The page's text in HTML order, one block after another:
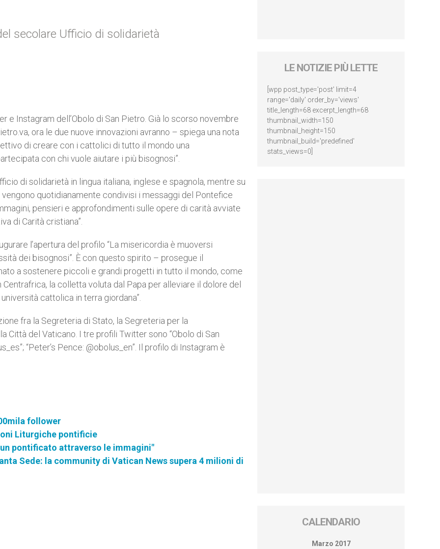
secolare Ufficio di solidarietà
e Instagram dell’Obolo di San Pietro. Già lo scorso novembre
ora le due nuove innovazioni avranno – spiega una nota
di creare con i cattolici di tutto il mondo una
con chi vuole aiutare i più bisognosi”.
di solidarietà in lingua italiana, inglese e spagnola, mentre su
quotidianamente condivisi i messaggi del Pontefice
pensieri e approfondimenti sulle opere di carità avviate
di Carità cristiana”.
l’apertura del profilo “La misericordia è muoversi
dei bisognosi”. È con questo spirito – prosegue il
a sostenere piccoli e grandi progetti in tutto il mondo, come
la colletta voluta dal Papa per alleviare il dolore del
cattolica in terra giordana”.
fra la Segreteria di Stato, la Segreteria per la
Città del Vaticano. I tre profili Twitter sono “Obolo di San
“Peter’s Pence: @obolus_en”. Il profilo di Instagram è
follower
Liturgiche pontificie
pontificato attraverso le immagini"
Sede: la community di Vatican News supera 4 milioni di
LE NOTIZIE PIÙ LETTE
[wpp post_type='post' limit=4
range='daily' order_by='views'
title_length=68 excerpt_length=68
thumbnail_width=150
thumbnail_height=150
thumbnail_build='predefined'
stats_views=0]
CALENDARIO
Marzo 2017